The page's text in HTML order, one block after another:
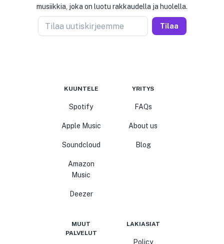
musiikkia, joka on luotu rakkaudella ja huolella.
Tilaa uutiskirjeemme Tilaa
KUUNTELE
Spotify
Apple Music
Soundcloud
Amazon
Music
Deezer
YRITYS
FAQs
About us
Blog
MUUT
PALVELUT
LAKIASIAT
Policy